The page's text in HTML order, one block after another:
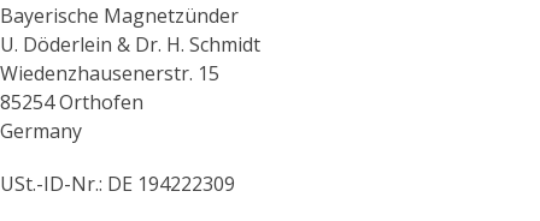
Bayerische Magnetzünder
U. Döderlein & Dr. H. Schmidt
Wiedenzhausenerstr. 15
85254 Orthofen
Germany
USt.-ID-Nr.: DE 194222309